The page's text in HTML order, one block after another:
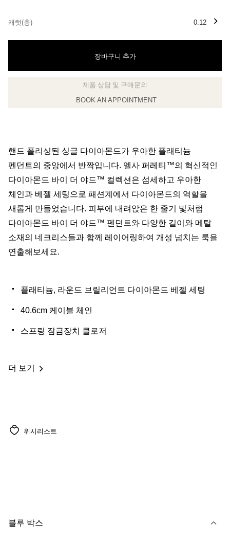
캐럿(총) 0.12
장바구니 추가
클라이언트 어드바이저에게 문의하거나 예약하세요
핸드 폴리싱된 싱글 다이아몬드가 우아한 플래티늄
펜던트의 중앙에서 반짝입니다. 엘사 퍼레티™의 혁신적인
다이아몬드 바이 더 야드™ 컬렉션은 섬세하고 우아한
체인과 베젤 세팅으로 패션계에서 다이아몬드의 역할을
새롭게 만들었습니다. 피부에 내려앉은 한 줄기 빛처럼
다이아몬드 바이 더 야드™ 펜던트와 다양한 길이와 메탈
소재의 네크리스들과 함께 레이어링하여 개성 넘치는 룩을
연출해보세요.
플래티늄, 라운드 브릴리언트 다이아몬드 베젤 세팅
40.6cm 케이블 체인
스프링 잠금장치 클로저
더 보기
위시리스트
블루 박스